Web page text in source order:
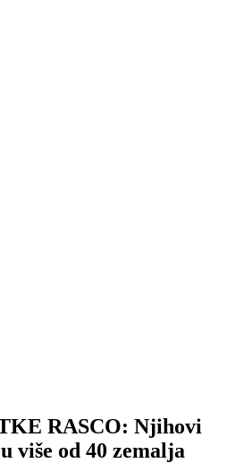
RASCO: Njihovi
više od 40 zemalja